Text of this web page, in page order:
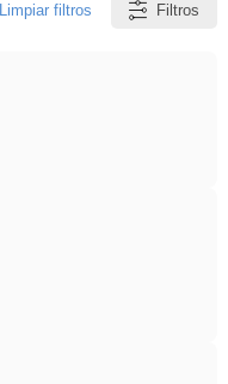
Limpiar filtros Filtros